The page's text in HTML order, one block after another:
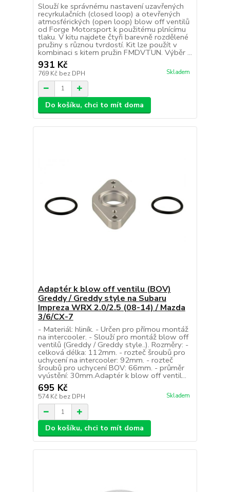
Slouží ke správnému nastavení uzavřených
recyrkulačních (closed loop) a otevřených
atmosférických (open loop) blow off ventilů
od Forge Motorsport k použitému plnícímu
tlaku. V kitu najdete čtyři barevně rozdělené
pružiny s různou tvrdostí. Kit lze použít v
kombinaci s kitem pružin FMDVTUN. Výběr ...
931 Kč
769 Kč bez DPH Skladem
Do košíku, chci to mít doma
Adaptér k blow off ventilu (BOV)
Greddy / Greddy style na Subaru
Impreza WRX 2.0/2.5 (08-14) / Mazda
3/6/CX-7
- Materiál: hliník. - Určen pro přímou montáž
na intercooler. - Slouží pro montáž blow off
ventilů (Greddy / Greddy style..). Rozměry: -
celková délka: 112mm. - rozteč šroubů pro
uchycení na intercooler: 92mm. - rozteč
šroubů pro uchycení BOV: 66mm. - průměr
vyústění: 30mm.Adaptér k blow off ventil...
695 Kč
574 Kč bez DPH Skladem
Do košíku, chci to mít doma